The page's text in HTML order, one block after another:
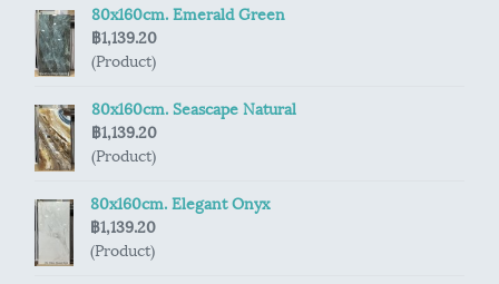
80x160cm. Emerald Green
฿1,139.20
(Product)
80x160cm. Seascape Natural
฿1,139.20
(Product)
80x160cm. Elegant Onyx
฿1,139.20
(Product)